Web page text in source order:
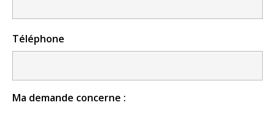
Téléphone
Ma demande concerne :